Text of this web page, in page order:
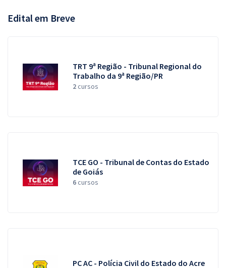
Edital em Breve
TRT 9ª Região - Tribunal Regional do
Trabalho da 9ª Região/PR
2cursos
TCE GO - Tribunal de Contas do Estado
de Goiás
6cursos
PC AC - Polícia Civil do Estado do Acre